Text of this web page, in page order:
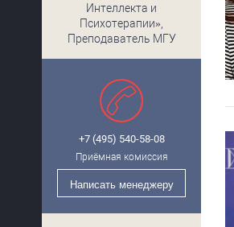
Интеллекта и
Психотерапии»,
Преподаватель МГУ
+7 (495) 540-58-08
Приёмная комиссия
Написать менеджеру